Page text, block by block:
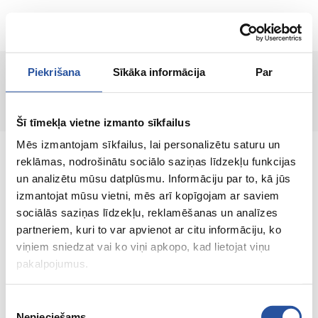
Piekrišana Sīkāka informācija Par
Šī tīmekļa vietne izmanto sīkfailus
Mēs izmantojam sīkfailus, lai personalizētu saturu un
reklāmas, nodrošinātu sociālo saziņas līdzekļu funkcijas
un analizētu mūsu datplūsmu. Informāciju par to, kā jūs
izmantojat mūsu vietni, mēs arī kopīgojam ar saviem
sociālās saziņas līdzekļu, reklamēšanas un analīzes
partneriem, kuri to var apvienot ar citu informāciju, ko
viņiem sniedzat vai ko viņi apkopo, kad lietojat viņu
pakalpojumus.
RU
Страница не найдена!
Интернет-магазин с выгодными ценами и
качественными товарами, где
удовлетворённость клиента является нашей
главной ценностью.
Vse dlja vashego doma i sada!